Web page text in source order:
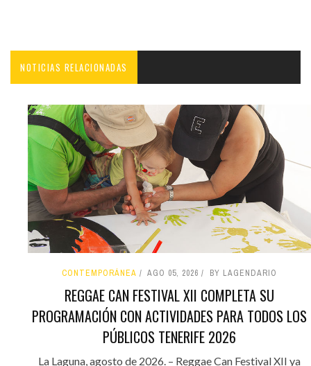
NOTICIAS RELACIONADAS
CONTEMPORÁNEA AGO 05, 2026 BY LAGENDARIO
REGGAE CAN FESTIVAL XII COMPLETA SU
PROGRAMACIÓN CON ACTIVIDADES PARA TODOS LOS
PÚBLICOS TENERIFE 2026
La Laguna, agosto de 2026. – Reggae Can Festival XII ya